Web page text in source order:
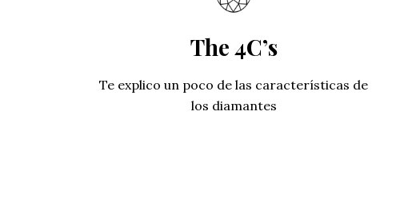
The 4C’s
Te explico un poco de las características de
los diamantes